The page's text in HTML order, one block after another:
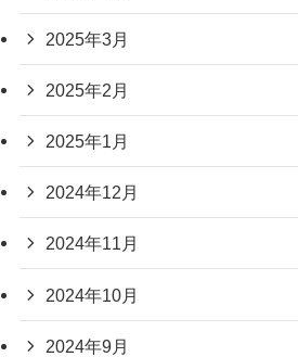
2025年3月
2025年2月
2025年1月
2024年12月
2024年11月
2024年10月
2024年9月